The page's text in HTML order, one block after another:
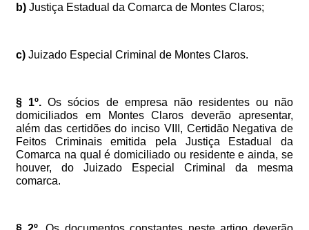
b) Justiça Estadual da Comarca de Montes Claros;
c) Juizado Especial Criminal de Montes Claros.
§ 1º. Os sócios de empresa não residentes ou
não
domiciliados
em Montes Claros deverão
apresentar,
além das certidões do inciso VIII, Certidão Negativa de
Feitos
Criminais emitida pela Justiça Estadual
da
Comarca na qual é domiciliado ou residente e ainda, se
houver,
do Juizado Especial Criminal da
mesma
comarca.